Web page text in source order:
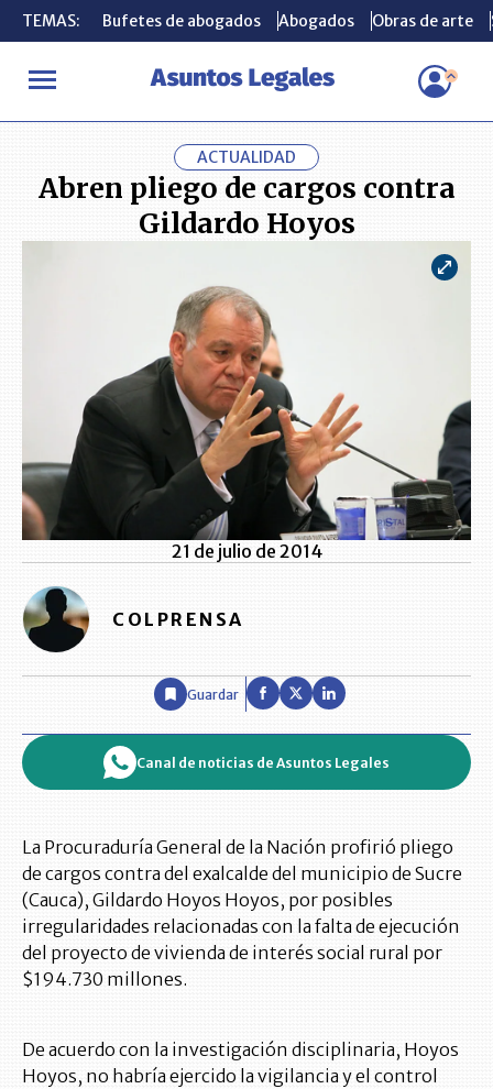
TEMAS: Bufetes de abogados Abogados Obras de arte
INICIO ACTUALIDAD Abren pliego de cargos contra Gildardo
TEMAS: Bufetes de abogados Abogados Obras de arte
ACTUALIDAD
Abren pliego de cargos contra
Gildardo Hoyos
21 de julio de 2014
COLPRENSA
Guardar
Canal de noticias de Asuntos Legales
La Procuraduría General de la Nación profirió pliego
de cargos contra del exalcalde del municipio de Sucre
(Cauca), Gildardo Hoyos Hoyos, por posibles
irregularidades relacionadas con la falta de ejecución
del proyecto de vivienda de interés social rural por
$194.730 millones.
De acuerdo con la investigación disciplinaria, Hoyos
Hoyos, no habría ejercido la vigilancia y el control